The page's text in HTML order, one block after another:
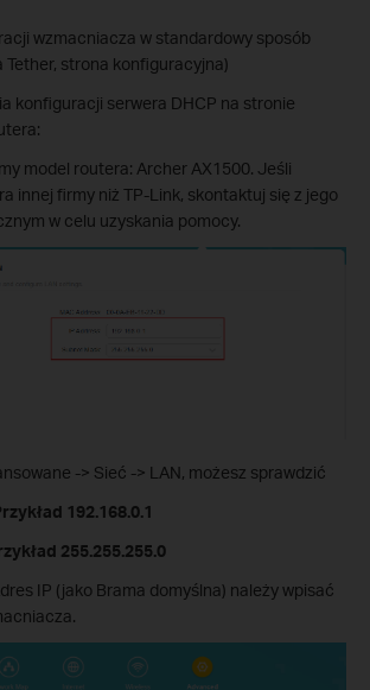
wzmacniacza w standardowy sposób
Tether, strona konfiguracyjna)
konfiguracji serwera DHCP na stronie
model routera: Archer AX1500. Jeśli
innej firmy niż TP-Link, skontaktuj się z jego
w celu uzyskania pomocy.
-> Sieć -> LAN, możesz sprawdzić
192.168.0.1
255.255.255.0
IP (jako Brama domyślna) należy wpisać